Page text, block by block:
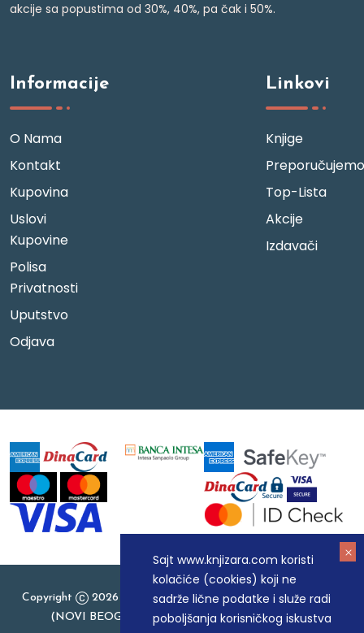
Sajt www.knjizara.com koristi
kolačiće (cookies) koji ne
sadrže lične podatke i služe radi
poboljšanja korisničkog iskustva
akcije sa popustima od 30%, 40%, pa čak i 50%.
Informacije
O Nama
Kontakt
Kupovina
Uslovi
Kupovine
Polisa
Privatnosti
Uputstvo
Odjava
Linkovi
Knjige
Preporučujemo
Top-Lista
Akcije
Izdavači
Copyright
2026 Knjizara.com - MAKART DOO BEOGRAD
(NOVI BEOGRAD), PIB: 105184104, MB: 20337524